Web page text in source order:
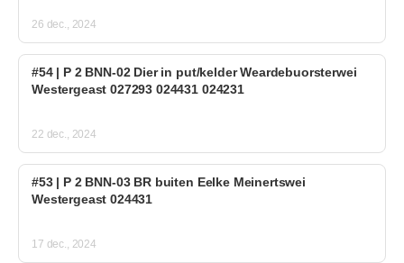
26 dec., 2024
#54 | P 2 BNN-02 Dier in put/kelder Weardebuorsterwei
Westergeast 027293 024431 024231
22 dec., 2024
#53 | P 2 BNN-03 BR buiten Eelke Meinertswei
Westergeast 024431
17 dec., 2024